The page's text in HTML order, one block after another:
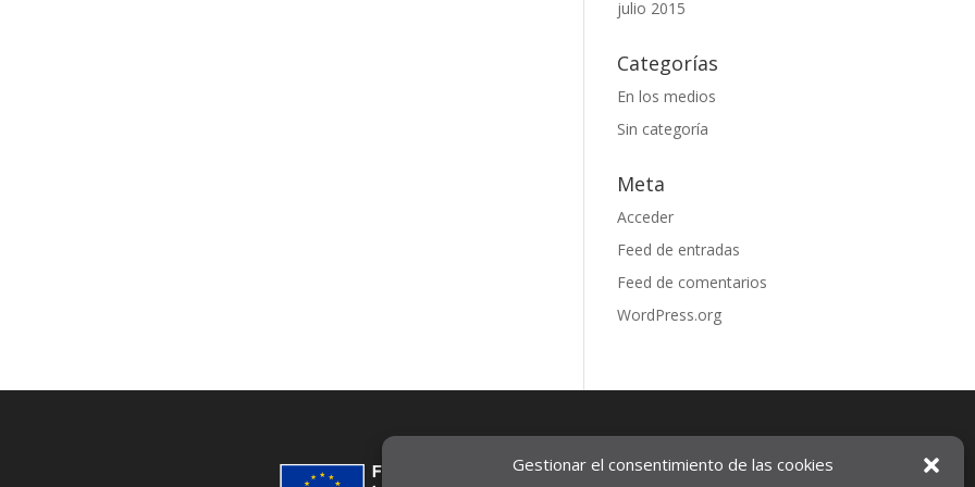
Gestionar el consentimiento de las cookies
julio 2015
Categorías
En los medios
Sin categoría
Meta
Acceder
Feed de entradas
Feed de comentarios
WordPress.org
Aviso legal